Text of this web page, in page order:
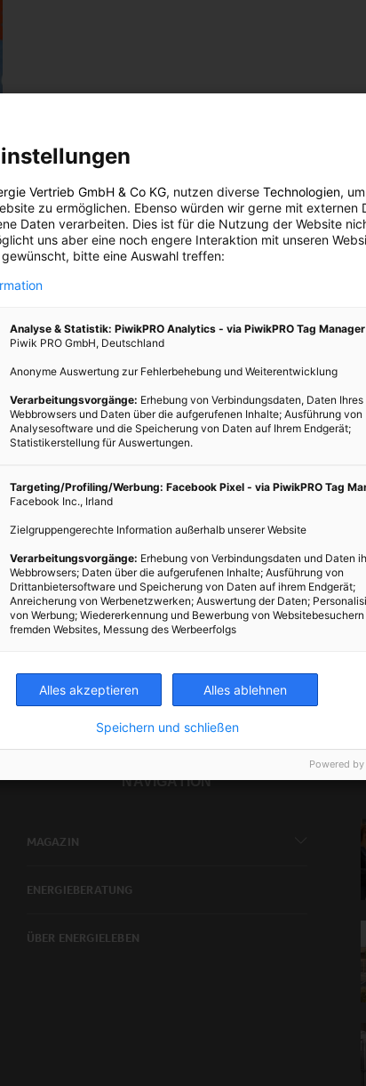
NAVIGATION
MAGAZIN
ENERGIEBERATUNG
ÜBER ENERGIELEBEN
Vertrieb GmbH & Co KG, nutzen diverse Technologien,
zu ermöglichen. Ebenso würden wir gerne mit externen
Daten verarbeiten. Dies ist für die Nutzung der Website
uns aber eine noch engere Interaktion mit unseren
gewünscht, bitte eine Auswahl treffen:
Analyse & Statistik: PiwikPRO Analytics - via PiwikPRO Tag Manager
Piwik PRO GmbH, Deutschland
Anonyme Auswertung zur Fehlerbehebung und Weiterentwicklung
Verarbeitungsvorgänge: Erhebung von Verbindungsdaten, Daten Ihres
Webbrowsers und Daten über die aufgerufenen Inhalte; Ausführung von
Analysesoftware und die Speicherung von Daten auf Ihrem Endgerät;
Statistikerstellung für Auswertungen.
Targeting/Profiling/Werbung: Facebook Pixel - via PiwikPRO Tag
Facebook Inc., Irland
Zielgruppengerechte Information außerhalb unserer Website
Verarbeitungsvorgänge: Erhebung von Verbindungsdaten und Daten
Webbrowsers; Daten über die aufgerufenen Inhalte; Ausführung von
Drittanbietersoftware und Speicherung von Daten auf ihrem Endgerät;
Anreicherung von Werbenetzwerken; Auswertung der Daten;
von Werbung; Wiedererkennung und Bewerbung von
fremden Websites, Messung des Werbeerfolgs
Alles akzeptieren Alles ablehnen
Speichern und schließen
Powered by